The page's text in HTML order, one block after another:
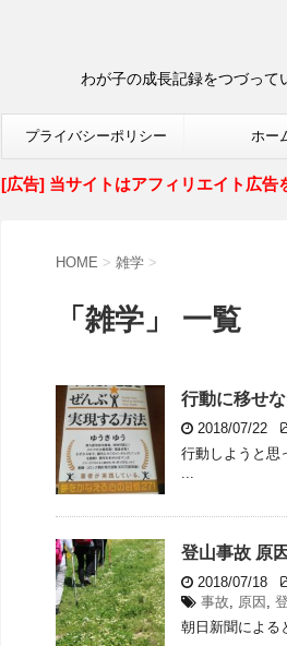
わが子の成長記録をつづって
プライバシーポリシー ホー
[広告] 当サイトはアフィリエイト広告
HOME > 雑学 >
「雑学」 一覧
行動に移せ
2018/07/22
行動しようと思
...
登山事故 原因
2018/07/18
事故, 原因 ,
朝日新聞による